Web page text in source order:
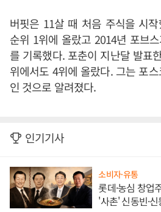
버핏은 11살 때 처음 주식을 시
순위 1위에 올랐고 2014년 포브
를 기록했다. 포춘이 지난달 발표
위에서도 4위에 올랐다. 그는 포
인 것으로 알려졌다.
인기기사
소비자·유통
롯데·농심 창업
'사촌' 신동빈·